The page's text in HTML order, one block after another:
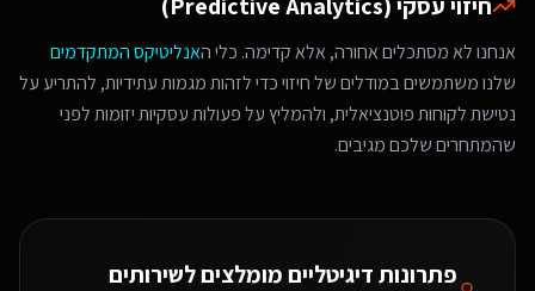
אנחנו לא מסתכלים אחורה, אלא קדימה. כלי האנליטיקס המתקדמים
שלנו משתמשים במודלים של חיזוי כדי לזהות מגמות עתידיות, להתריע על
נטישת לקוחות פוטנציאלית, ולהמליץ על פעולות עסקיות יזומות לפני
שהמתחרים שלכם מגיבים.
פתרונות דיגיטליים מומלצים לשירותים